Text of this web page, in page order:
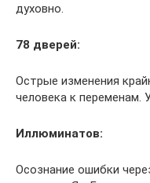
духовно.
78 дверей:
Острые изменения
человека к переменам.
Иллюминатов:
Осознание ошибки